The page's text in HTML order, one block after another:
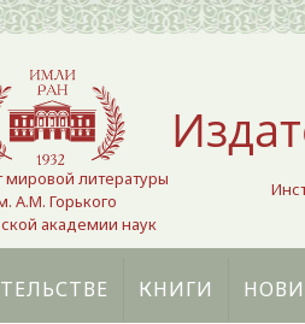
язык
мировой литературы
А.М. Горького
академии наук
КНИГИ